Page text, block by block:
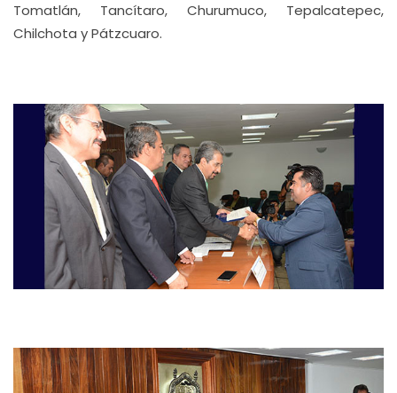
Tomatlán, Tancítaro, Churumuco, Tepalcatepec,
Chilchota y Pátzcuaro.